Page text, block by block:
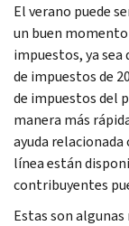
El verano puede
un buen
impuestos, ya sea
de impuestos de
de impuestos del
manera más
ayuda
línea están
contribuyentes
Estas son